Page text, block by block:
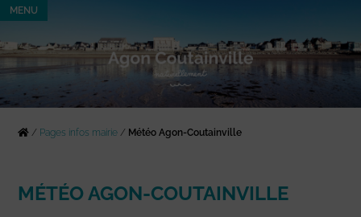
MENU
/ Pages infos mairie / Météo Agon-Coutainville
MÉTÉO AGON-COUTAINVILLE